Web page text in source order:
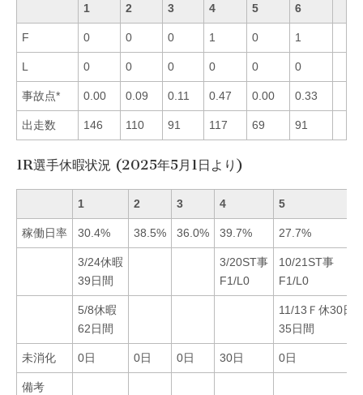
1 2 3 4 5 6
F 0 0 0 1 0 1
L 0 0 0 0 0 0
事故点* 0.00 0.09 0.11 0.47 0.00 0.33
出走数 146 110 91 117 69 91
1R選手休暇状況 (2025年5月1日より)
1 2 3 4 5
稼働日率 30.4% 38.5% 36.0% 39.7% 27.7%
3/24休暇
39日間
3/20ST事
F1/L0
10/21ST事
F1/L0
5/8休暇
62日間
11/13Ｆ休30日
35日間
未消化 0日 0日 0日 30日 0日
備考